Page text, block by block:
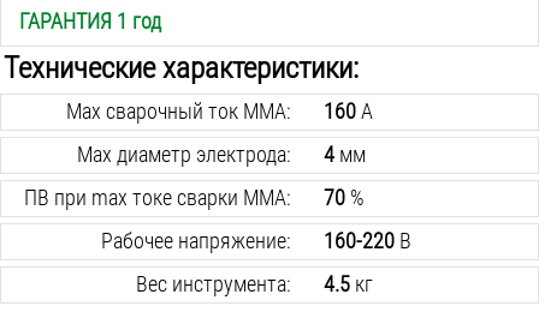
ГАРАНТИЯ 1 год
Технические характеристики:
Max сварочный ток MMA: 160А
Max диаметр электрода:
4мм
ПВ при max токе сварки MMA:
70%
Рабочее напряжение:
160-220В
Вес инструмента:
4.5кг